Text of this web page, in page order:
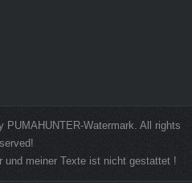
Watermark. All rights
und meiner Texte ist nicht gestattet !